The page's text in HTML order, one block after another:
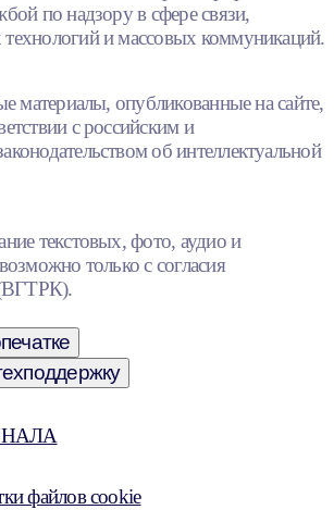
по надзору в сфере связи,
и массовых коммуникаций.
материалы, опубликованные на сайте,
с российским и
об интеллектуальной
текстовых, фото, аудио и
только с согласия
(ВГТРК).
файлов cookie